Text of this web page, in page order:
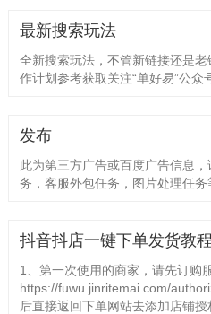
最新搜索玩法
全新搜索玩法，不管新链接还是
作计划参考获取关注“单好易”公众
发布
此为第三方广告或百度广告信息
务，客服外包任务，图片处理任务
抖音抖店一键下单发货教程
1、第一次使用的商家，请先订购
https://fuwu.jinritemai.com/
后直接返回下单网站去添加店铺